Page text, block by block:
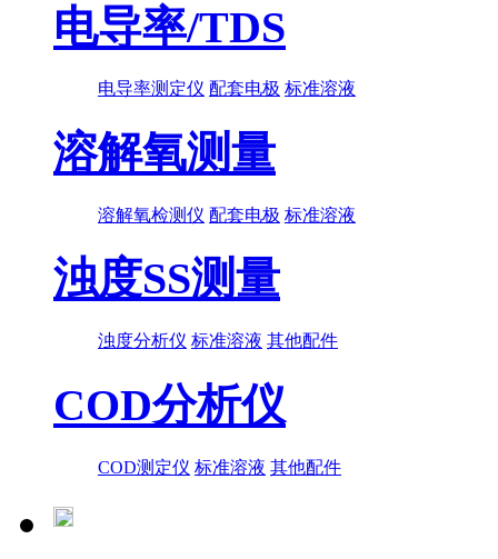
电导率/TDS
电导率测定仪 配套电极 标准溶液
溶解氧测量
溶解氧检测仪 配套电极 标准溶液
浊度SS测量
浊度分析仪 标准溶液 其他配件
COD分析仪
COD测定仪 标准溶液 其他配件